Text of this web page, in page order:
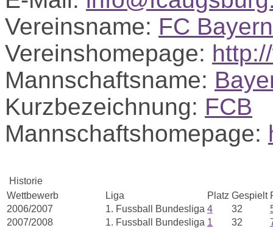
Vereinsname: FC
Vereinshomepage:
Mannschaftsname:
Kurzbezeichnung: FCB
Mannschaftshomepage:
Historie
Wettbewerb
Liga Platz Gespielt
2006/2007
1. Fussball Bundesliga 4 32
2007/2008
1. Fussball Bundesliga 1 32